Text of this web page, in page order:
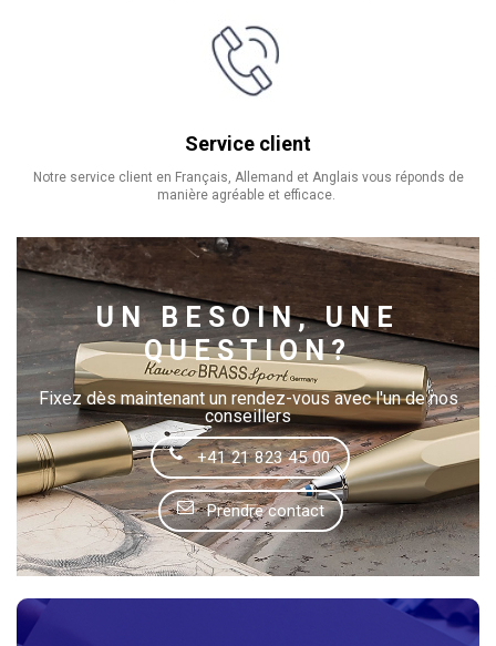
Service client
Notre service client en Français, Allemand et Anglais vous réponds de
manière agréable et efficace.
UN BESOIN, UNE
QUESTION?
Fixez dès maintenant un rendez-vous avec l'un de nos
conseillers
+41 21 823 45 00
Prendre contact